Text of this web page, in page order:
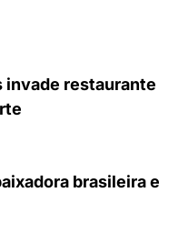
invade restaurante
brasileira e